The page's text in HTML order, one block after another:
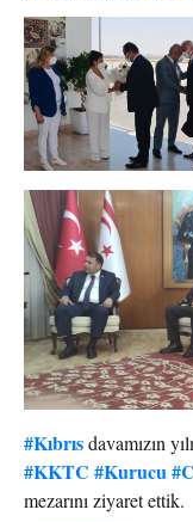
#Kıbrısdavamızın
#KKTC #Kurucu
mezarını ziyaret ettik.